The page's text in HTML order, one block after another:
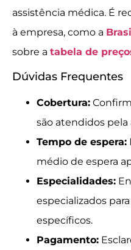
assistência médica. É
à empresa, como a
sobre a tabela de
Dúvidas Frequentes
Cobertura:
são atendidos pela
Tempo de espera:
médio de espera
Especialidades:
especializados
específicos.
Pagamento: